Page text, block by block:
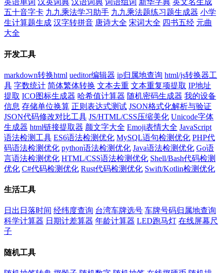
英语单词 汉英词典 汉语词典 词语组词 新华字典 英文名生成
五十音字卡 九九乘法学习助手 九九乘法题练习题生成器 小学
生计算题生成 汉字转拼音 唐诗大全 宋词大全 四书五经 元曲
大全
开发工具
markdown转换html ueditor编辑器 ip归属地查询 html/js转换器工
具 字数统计 简体繁体转换 文本去重 文本重复项提取 IP地址
提取 ICO图标生成器 哈希值计算器 随机密码生成器 我的设备
信息 存储单位换算 正则表达式测试 JSON格式化解析与验证
JSON代码修改对比工具 JS/HTML/CSS压缩美化 Unicode字体
生成器 html链接提取器 颜文字大全 Emoji表情大全 JavaScript
语法检测工具 ES6语法检测优化 MySQL语句检测优化 PHP代
码语法检测优化 python语法检测优化 Java语法检测优化 Go语
言语法检测优化 HTML/CSS语法检测优化 Shell/Bash代码检测
优化 C#代码检测优化 Rust代码检测优化 Swift/Kotlin检测优化
生活工具
日出日落时间 经纬度查询 台湾车牌选号 车牌号码归属地查询
科学计算器 日期计差算器 年龄计算器 LED跑马灯 在线屏幕尺
子
随机工具